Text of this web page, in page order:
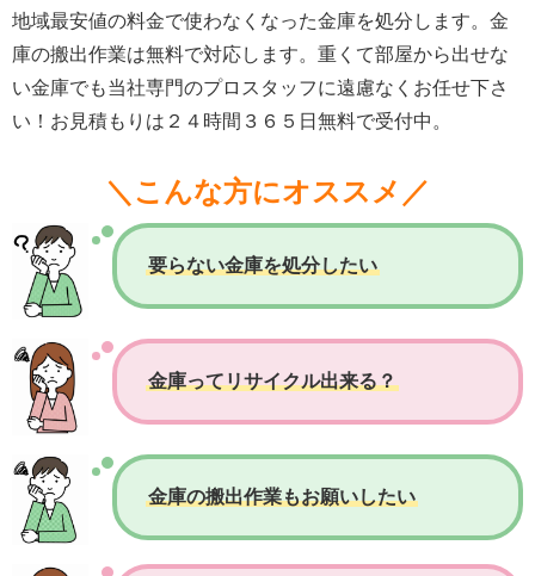
地域最安値の料金で使わなくなった金庫を処分します。金
庫の搬出作業は無料で対応します。重くて部屋から出せな
い金庫でも当社専門のプロスタッフに遠慮なくお任せ下さ
い！お見積もりは２４時間３６５日無料で受付中。
＼こんな方にオススメ／
要らない金庫を処分したい
金庫ってリサイクル出来る？
金庫の搬出作業もお願いしたい